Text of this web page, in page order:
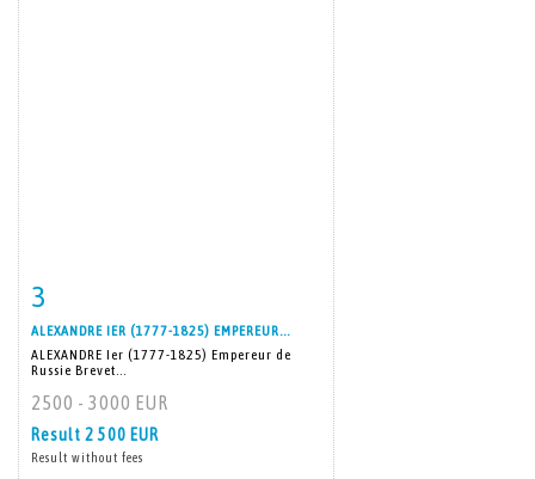
3
ALEXANDRE IER (1777-1825) EMPEREUR...
ALEXANDRE Ier (1777-1825) Empereur de
Russie Brevet...
2500 - 3000 EUR
Result 2 500 EUR
Result without fees